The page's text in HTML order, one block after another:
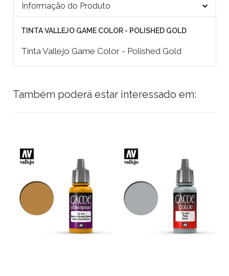
Informação do Produto
TINTA VALLEJO GAME COLOR - POLISHED GOLD
Tinta Vallejo Game Color - Polished Gold
Também poderá estar interessado em: